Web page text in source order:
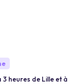
heures de Lille et à